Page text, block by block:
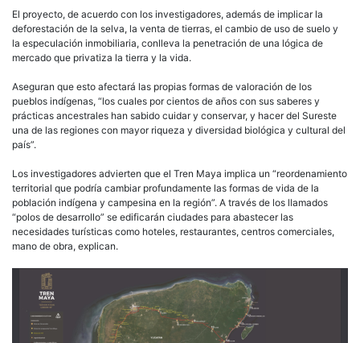
El proyecto, de acuerdo con los investigadores, además de implicar la
deforestación de la selva, la venta de tierras, el cambio de uso de suelo y
la especulación inmobiliaria, conlleva la penetración de una lógica de
mercado que privatiza la tierra y la vida.
Aseguran que esto afectará las propias formas de valoración de los
pueblos indígenas, “los cuales por cientos de años con sus saberes y
prácticas ancestrales han sabido cuidar y conservar, y hacer del Sureste
una de las regiones con mayor riqueza y diversidad biológica y cultural del
país”.
Los investigadores advierten que el Tren Maya implica un “reordenamiento
territorial que podría cambiar profundamente las formas de vida de la
población indígena y campesina en la región”. A través de los llamados
“polos de desarrollo” se edificarán ciudades para abastecer las
necesidades turísticas como hoteles, restaurantes, centros comerciales,
mano de obra, explican.